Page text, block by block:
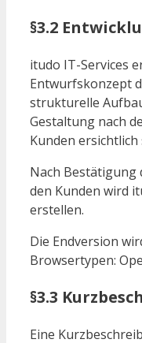
§3.2
itudo IT-Services
Entwurfskonzept
strukturelle
Gestaltung nach
Kunden ersichtlich
Nach Bestätigung
den Kunden wird
erstellen.
Die Endversion
Browsertypen:
§3.3
Eine